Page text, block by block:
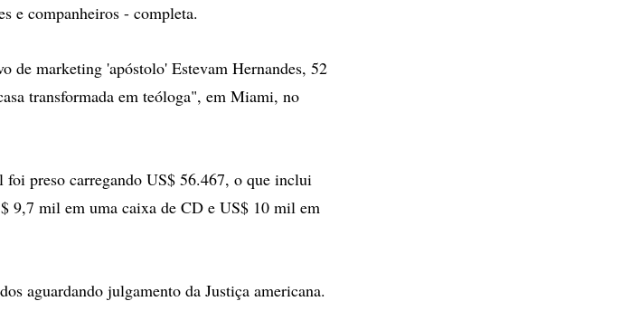
e companheiros - completa.
de marketing 'apóstolo' Estevam Hernandes, 52
transformada em teóloga", em Miami, no
foi preso carregando US$ 56.467, o que inclui
9,7 mil em uma caixa de CD e US$ 10 mil em
aguardando julgamento da Justiça americana.